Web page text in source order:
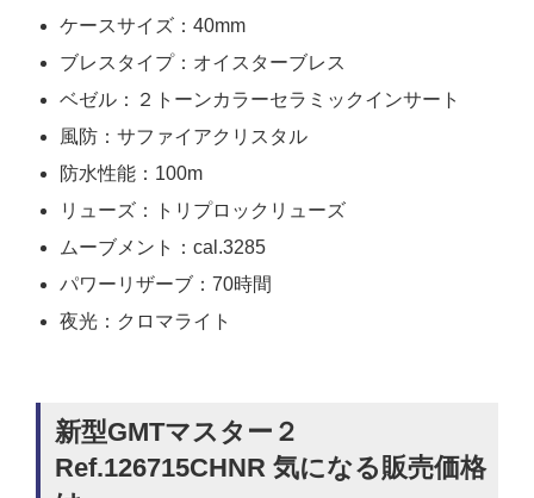
ケースサイズ：40mm
ブレスタイプ：オイスターブレス
ベゼル：２トーンカラーセラミックインサート
風防：サファイアクリスタル
防水性能：100m
リューズ：トリプロックリューズ
ムーブメント：cal.3285
パワーリザーブ：70時間
夜光：クロマライト
新型GMTマスター２
Ref.126715CHNR 気になる販売価格